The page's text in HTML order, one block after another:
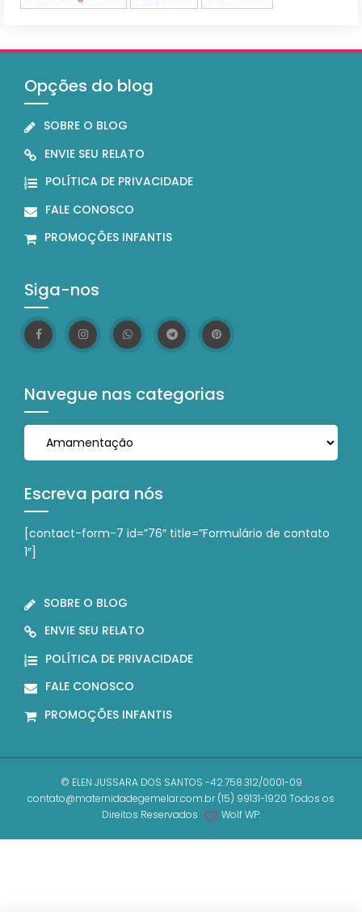
Opções do blog
SOBRE O BLOG
ENVIE SEU RELATO
POLÍTICA DE PRIVACIDADE
FALE CONOSCO
PROMOÇÕES INFANTIS
Siga-nos
Navegue nas categorias
Navegue nas categorias
Escreva para nós
[contact-form-7 id=”76″ title=”Formulário de contato
1″]
SOBRE O BLOG
ENVIE SEU RELATO
POLÍTICA DE PRIVACIDADE
FALE CONOSCO
PROMOÇÕES INFANTIS
© ELEN JUSSARA DOS SANTOS -42.758.312/0001-09
contato@maternidadegemelar.com.br (15) 99131-1920 Todos os
Direitos Reservados
Wolf WP.